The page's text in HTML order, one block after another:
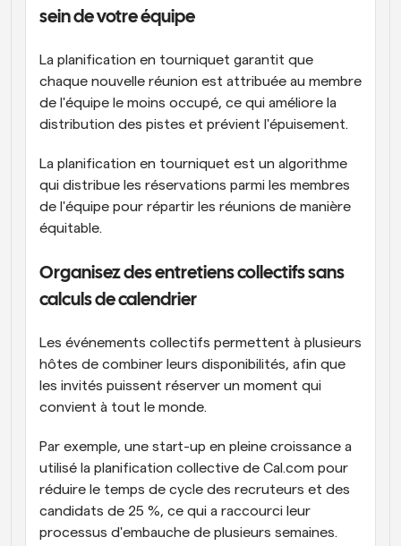
sein de votre équipe
La planification en tourniquet garantit que
chaque nouvelle réunion est attribuée au membre
de l'équipe le moins occupé, ce qui améliore la
distribution des pistes et prévient l'épuisement.
La planification en tourniquet est un algorithme
qui distribue les réservations parmi les membres
de l'équipe pour répartir les réunions de manière
équitable.
Organisez des entretiens collectifs sans
calculs de calendrier
Les événements collectifs permettent à plusieurs
hôtes de combiner leurs disponibilités, afin que
les invités puissent réserver un moment qui
convient à tout le monde.
Par exemple, une start-up en pleine croissance a
utilisé la planification collective de Cal.com pour
réduire le temps de cycle des recruteurs et des
candidats de 25 %, ce qui a raccourci leur
processus d'embauche de plusieurs semaines.